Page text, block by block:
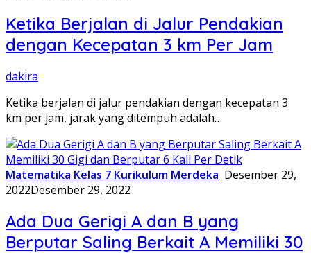
Ketika Berjalan di Jalur Pendakian
dengan Kecepatan 3 km Per Jam
dakira
Ketika berjalan di jalur pendakian dengan kecepatan 3
km per jam, jarak yang ditempuh adalah…
Matematika Kelas 7 Kurikulum Merdeka Desember 29,
2022Desember 29, 2022
Ada Dua Gerigi A dan B yang
Berputar Saling Berkait A Memiliki 30